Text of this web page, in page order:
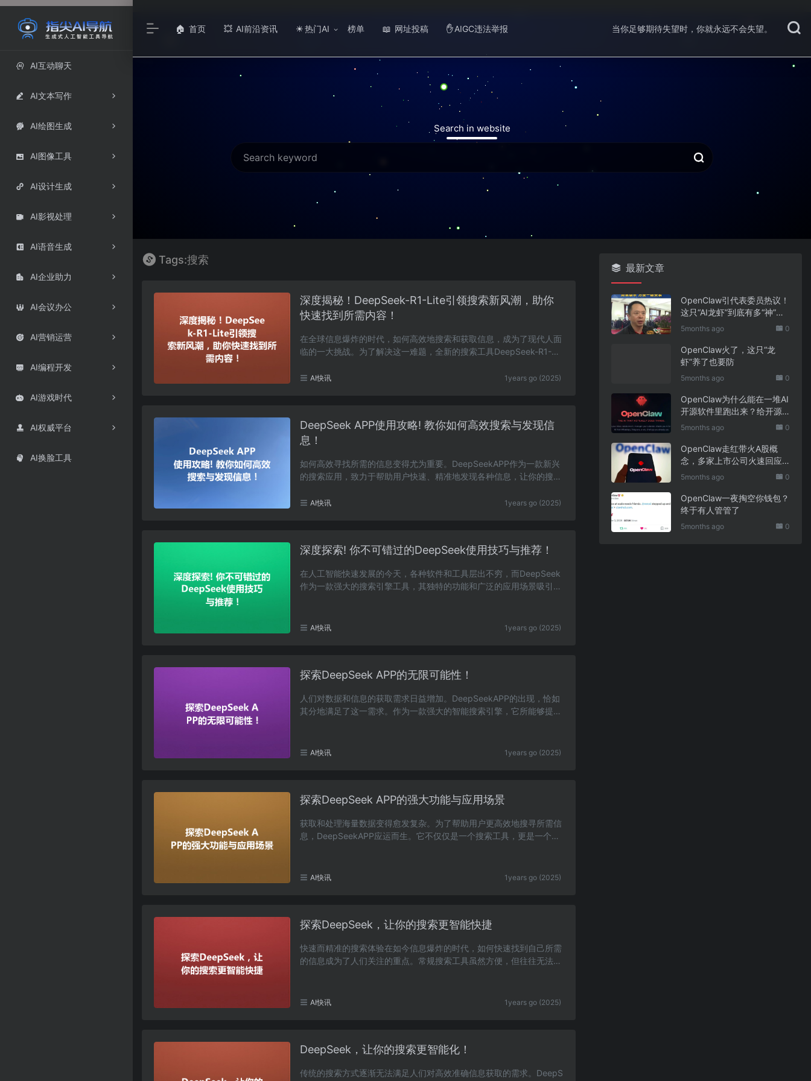
 AI互动聊天
 AI文本写作
 AI绘图生成
 AI图像工具
 AI设计生成
 AI影视处理
 AI语音生成
 AI企业助力
 AI会议办公
 AI营销运营
 AI编程开发
 AI游戏时代
 AI权威平台
 AI换脸工具
🏠 首页 💥 AI前沿资讯 ☀ 热门AI 榜单 📖 网址投稿 ✋ AIGC违法举报 当你足够期待失望时，你就永远不会失望。
Search in website
Tags:搜索
深度揭秘！DeepSeek-R1-Lite引领搜索新风潮，助你
快速找到所需内容！
在全球信息爆炸的时代，如何高效地搜索和获取信息，成为了现代人面
临的一大挑战。为了解决这一难题，全新的搜索工具DeepSeek-R1-Lit
AI快讯 1years go (2025)
DeepSeek APP使用攻略! 教你如何高效搜索与发现信
息！
如何高效寻找所需的信息变得尤为重要。DeepSeekAPP作为一款新兴
的搜索应用，致力于帮助用户快速、精准地发现各种信息，让你的搜索
AI快讯 1years go (2025)
深度探索! 你不可错过的DeepSeek使用技巧与推荐！
在人工智能快速发展的今天，各种软件和工具层出不穷，而DeepSeek
作为一款强大的搜索引擎工具，其独特的功能和广泛的应用场景吸引了
AI快讯 1years go (2025)
探索DeepSeek APP的无限可能性！
人们对数据和信息的获取需求日益增加。DeepSeekAPP的出现，恰如
其分地满足了这一需求。作为一款强大的智能搜索引擎，它所能够提供
AI快讯 1years go (2025)
探索DeepSeek APP的强大功能与应用场景
获取和处理海量数据变得愈发复杂。为了帮助用户更高效地搜寻所需信
息，DeepSeekAPP应运而生。它不仅仅是一个搜索工具，更是一个集
AI快讯 1years go (2025)
探索DeepSeek，让你的搜索更智能快捷
快速而精准的搜索体验在如今信息爆炸的时代，如何快速找到自己所需
的信息成为了人们关注的重点。常规搜索工具虽然方便，但往往无法满
AI快讯 1years go (2025)
DeepSeek，让你的搜索更智能化！
传统的搜索方式逐渐无法满足人们对高效准确信息获取的需求。DeepS
最新文章
OpenClaw引代表委员热议！
这只“AI龙虾”到底有多“神”？
｜科技观察
5months ago 0
OpenClaw火了，这只“龙
虾”养了也要防
5months ago 0
OpenClaw为什么能在一堆AI
开源软件里跑出来？给开源
项目的三点启示
5months ago 0
OpenClaw走红带火A股概
念，多家上市公司火速回应
业务布局
5months ago 0
OpenClaw一夜掏空你钱包？
终于有人管管了
5months ago 0